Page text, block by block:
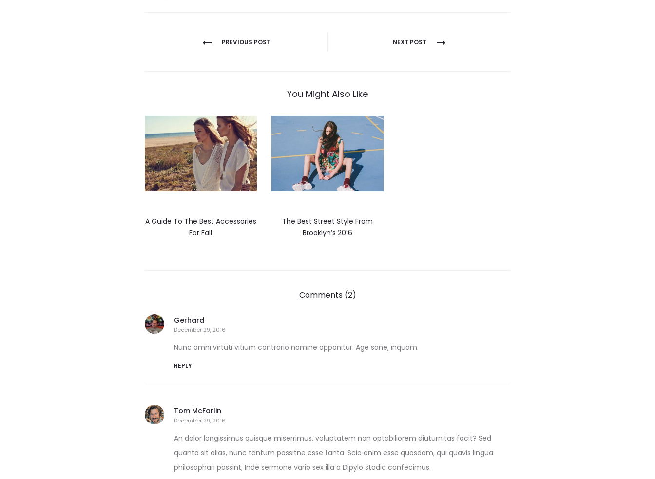
PREVIOUS POST NEXT POST
You Might Also Like
A Guide To The Best Accessories
For Fall
The Best Street Style From
Brooklyn’s 2016
Comments (2)
Gerhard
December 29, 2016
Nunc omni virtuti vitium contrario nomine opponitur. Age sane, inquam.
REPLY
Tom McFarlin
December 29, 2016
An dolor longissimus quisque miserrimus, voluptatem non optabiliorem diuturnitas facit? Sed
quanta sit alias, nunc tantum possitne esse tanta. Scio enim esse quosdam, qui quavis lingua
philosophari possint; Inde sermone vario sex illa a Dipylo stadia confecimus.